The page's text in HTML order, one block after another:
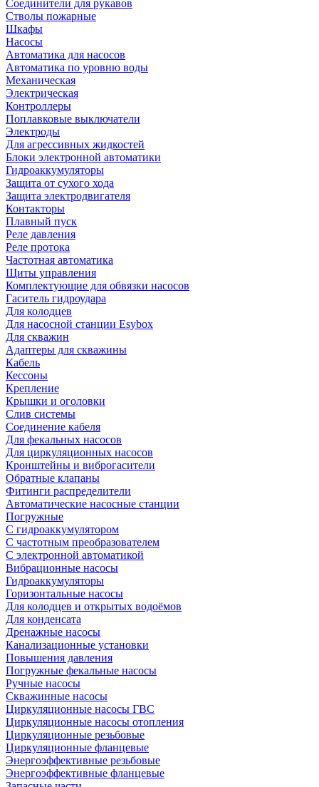
Соединители для рукавов
Стволы пожарные
Шкафы
Насосы
Автоматика для насосов
Автоматика по уровню воды
Механическая
Электрическая
Контроллеры
Поплавковые выключатели
Электроды
Для агрессивных жидкостей
Блоки электронной автоматики
Гидроаккумуляторы
Защита от сухого хода
Защита электродвигателя
Контакторы
Плавный пуск
Реле давления
Реле протока
Частотная автоматика
Щиты управления
Комплектующие для обвязки насосов
Гаситель гидроудара
Для колодцев
Для насосной станции Esybox
Для скважин
Адаптеры для скважины
Кабель
Кессоны
Крепление
Крышки и оголовки
Слив системы
Соединение кабеля
Для фекальных насосов
Для циркуляционных насосов
Кронштейны и виброгасители
Обратные клапаны
Фитинги распределители
Автоматические насосные станции
Погружные
С гидроаккумулятором
С частотным преобразователем
С электронной автоматикой
Вибрационные насосы
Гидроаккумуляторы
Горизонтальные насосы
Для колодцев и открытых водоёмов
Для конденсата
Дренажные насосы
Канализационные установки
Повышения давления
Погружные фекальные насосы
Ручные насосы
Скважинные насосы
Циркуляционные насосы ГВС
Циркуляционные насосы отопления
Циркуляционные резьбовые
Циркуляционные фланцевые
Энергоэффективные резьбовые
Энергоэффективные фланцевые